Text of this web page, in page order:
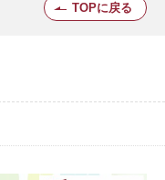
TOPに戻る